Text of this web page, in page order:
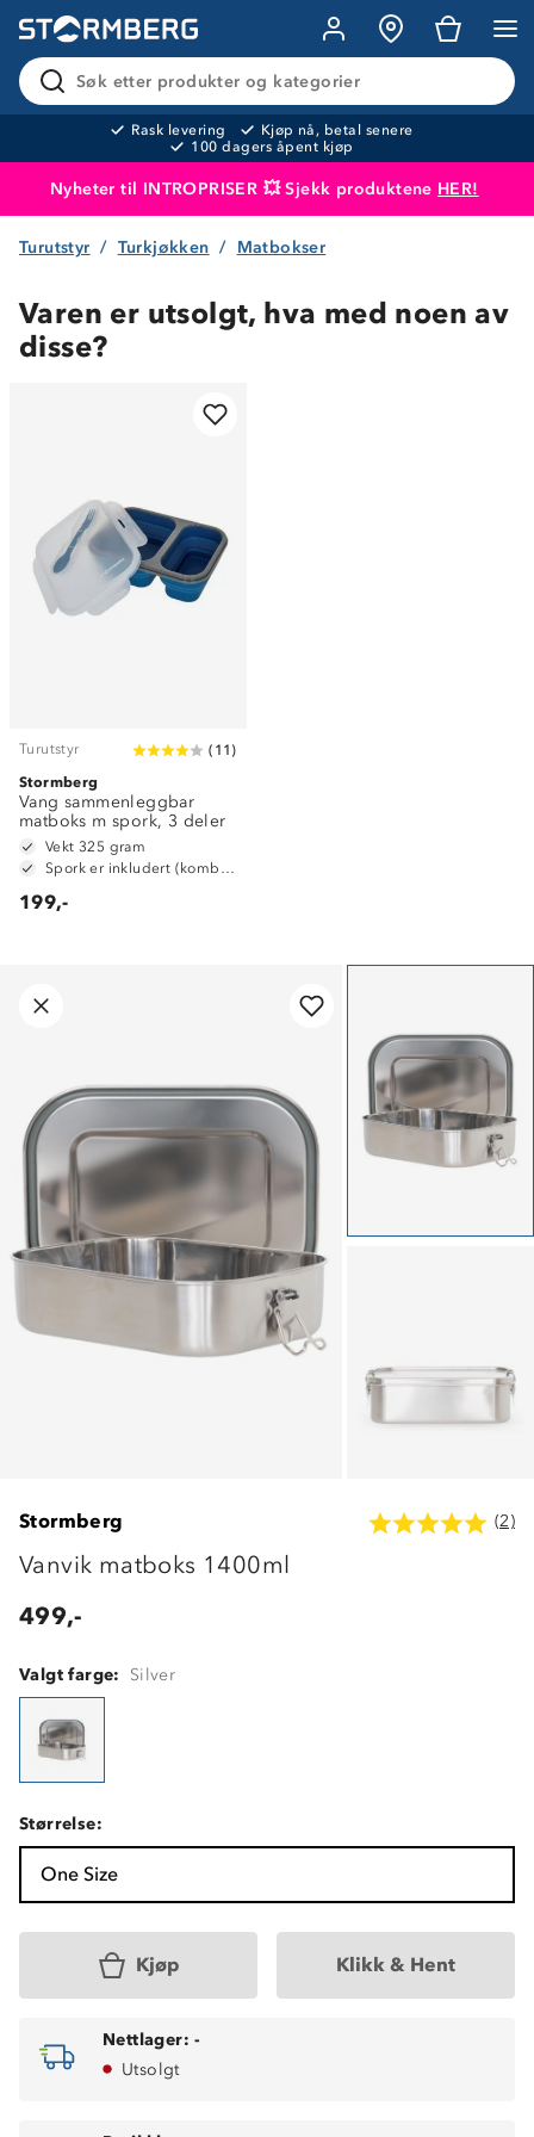
Søk etter produkter og kategorier
Rask levering
Kjøp nå, betal senere
100 dagers åpent kjøp
Nyheter til INTROPRISER 💥 Sjekk produktene HER!
Produktet er lagt i handlekurven
Turutstyr Turkjøkken Matbokser
Varen er utsolgt, hva med noen av
disse?
Turutstyr ( 11 )
Stormberg
Vang sammenleggbar
matboks m spork, 3 deler
Vekt 325 gram
Spork er inkludert (kombinert skje og gaffel)
199,-
Stormberg (2)
Vanvik matboks 1400ml
499,-
Valgt farge: Silver
Størrelse:
One Size
Kjøp Klikk & Hent
Nettlager: -
Utsolgt